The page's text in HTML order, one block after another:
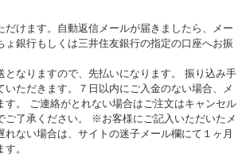
だけます。自動返信メールが届きましたら、メー
ょ銀行もしくは三井住友銀行の指定の口座へお振
となりますので、先払いになります。 振り込み手
いただきます。７日以内にご入金のない場合、メ
す。 ご連絡がとれない場合はご注文はキャンセル
ご了承ください。 ※お客様にご記入いただいたメ
れない場合は、サイトの迷子メール欄にて１ヶ月
。